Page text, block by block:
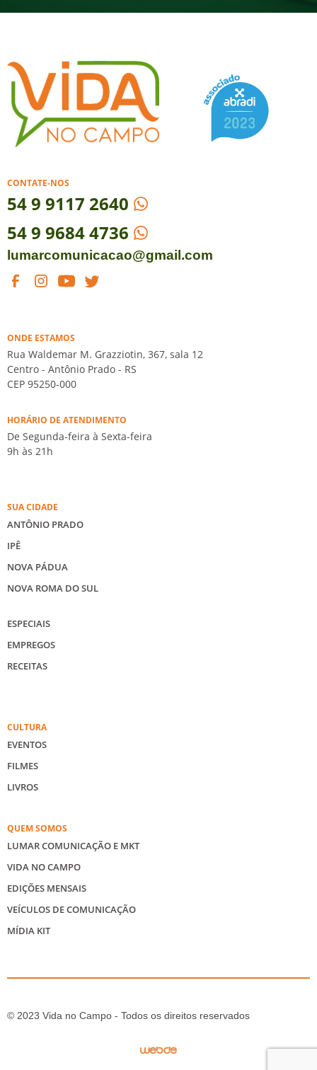
CONTATE-NOS
549 9117 2640
54 9 9684 4736
lumarcomunicacao@gmail.com
ONDE ESTAMOS
Rua Waldemar M. Grazziotin, 367, sala 12
Centro - Antônio Prado - RS
CEP 95250-000
HORÁRIO DE ATENDIMENTO
De Segunda-feira à Sexta-feira
9h às 21h
SUA CIDADE
ANTÔNIO PRADO
IPÊ
NOVA PÁDUA
NOVA ROMA DO SUL
ESPECIAIS
EMPREGOS
RECEITAS
CULTURA
EVENTOS
FILMES
LIVROS
QUEM SOMOS
LUMAR COMUNICAÇÃO E MKT
VIDA NO CAMPO
EDIÇÕES MENSAIS
VEÍCULOS DE COMUNICAÇÃO
MÍDIA KIT
© 2023 Vida no Campo - Todos os direitos reservados